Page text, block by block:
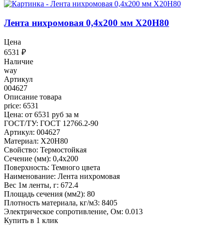
Лента нихромовая 0,4x200 мм Х20Н80
Цена
6531 ₽
Наличие
way
Артикул
004627
Описание товара
price: 6531
Цена: от 6531 руб за м
ГОСТ/ТУ: ГОСТ 12766.2-90
Артикул: 004627
Материал: Х20Н80
Свойство: Термостойкая
Сечение (мм): 0,4x200
Поверхность: Темного цвета
Наименование: Лента нихромовая
Вес 1м ленты, г: 672.4
Площадь сечения (мм2): 80
Плотность материала, кг/м3: 8405
Электрическое сопротивление, Ом: 0.013
Купить в 1 клик